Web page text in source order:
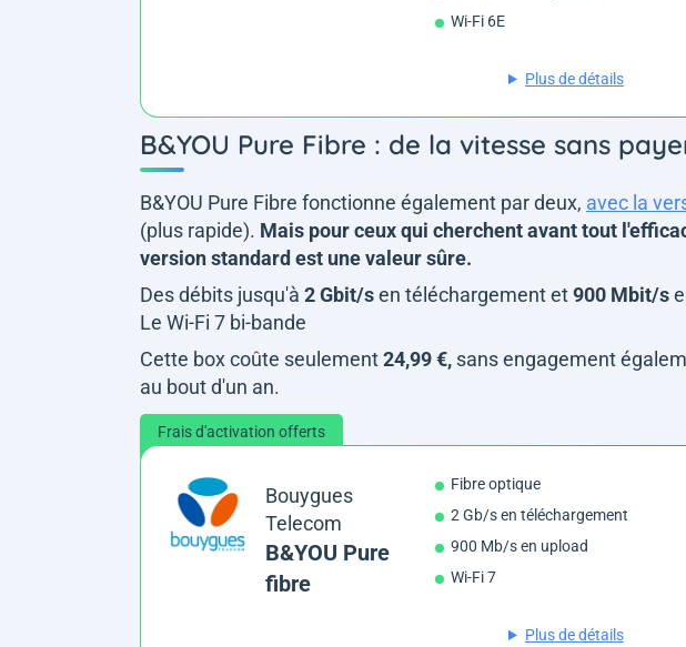
Wi-Fi 6E
Plus de détails
B&YOU Pure Fibre : de la vitesse sans
B&YOU Pure Fibre fonctionne également par deux, avec la
(plus rapide). Mais pour ceux qui cherchent avant tout
version standard est une valeur sûre.
Des débits jusqu'à 2 Gbit/sen téléchargement et900 Mbit/s
Le Wi-Fi 7 bi-bande
Cette box coûte seulement24,99 €, sans engagement
au bout d'un an.
Frais d'activation offerts
Bouygues
Telecom
B&YOU Pure
fibre
Fibre optique
2 Gb/s en téléchargement
900 Mb/s en upload
Wi-Fi 7
Plus de détails